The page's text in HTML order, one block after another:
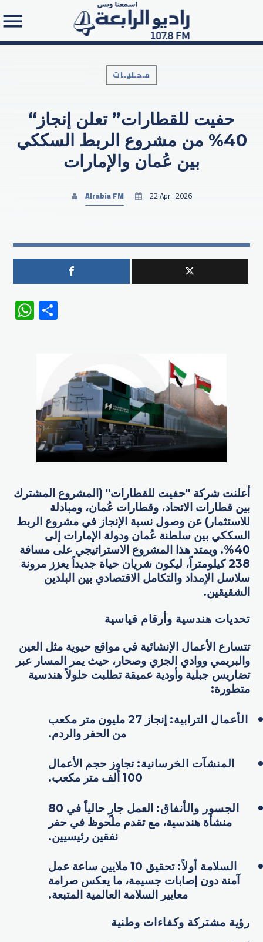
Search in the website:
مـحـليـات
“حفيت للقطارات” تعلن إنجاز
40% من مشروع الربط السككي
بين عُمان والإمارات
Alrabia FM 22 April 2026
WhatsApp
أعلنت شركة "حفيت للقطارات" (المشروع المشترك
بين قطارات الاتحاد، وقطارات عُمان، ومبادلة
للاستثمار) عن وصول نسبة الإنجاز في مشروع الربط
السككي بين سلطنة عُمان ودولة الإمارات إلى
40%. ويمتد هذا المشروع الاستراتيجي على مسافة
238 كيلومتراً، ليكون شريان حياة جديداً يعزز مرونة
سلاسل الإمداد والتكامل الاقتصادي بين البلدين
الشقيقين.
تحديات هندسية وأرقام قياسية
تتسارع الأعمال الإنشائية في مواقع حيوية مثل العين
والبريمي ووادي الجزي وصحار، حيث يمر المسار عبر
تضاريس جبلية وأودية عميقة تطلبت حلولاً هندسية
متطورة:
الأعمال الترابية:
إنجاز 27 مليون متر مكعب
من الحفر والردم.
المنشآت الخرسانية: تجاوز حجم الأعمال
100 ألف متر مكعب.
الجسور والأنفاق:
العمل جارٍ حالياً في 80
منشأة هندسية، مع تقدم ملحوظ في حفر
نفقين رئيسيين.
السلامة أولاً:
تحقيق 10 ملايين ساعة عمل
آمنة دون إصابات جسيمة، ما يعكس صرامة
معايير السلامة العالمية المتبعة.
رؤية مشتركة وكفاءات وطنية